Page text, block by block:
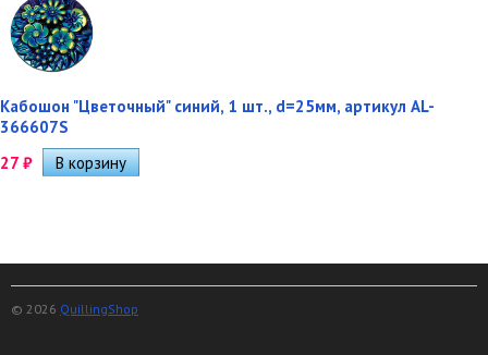
Кабошон "Цветочный" синий, 1 шт., d=25мм, артикул AL-
366607S
27 ₽
© 2026 QuillingShop